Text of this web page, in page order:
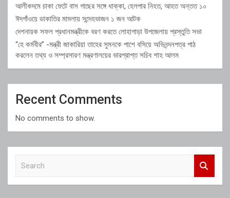
আলীকদমে চাকা ফেটে বাস গাছের সঙ্গে ধাক্কা, হেলপার নিহত, আহত অন্তত ১০
ঈদগাঁওয়ে ডাকাতির মামলায় সন্দেহভাজন ১ জন আটক
দেশনায়ক সফল প্রধানমন্ত্রীকে বরণ করতে লোহাগাড়া উপজেলায় প্রস্তুতি সভা
“হে কর্মবীর” -মন্ত্রী জাকারিয়া তাহের সুমনকে পাশে বসিয়ে অভিনন্দনপত্র পাঠ
করলেন তথ্য ও সম্প্রসারণ মন্ত্রণালয়ের ভারপ্রাপ্ত সচিব শাহ আলম
Recent Comments
No comments to show.